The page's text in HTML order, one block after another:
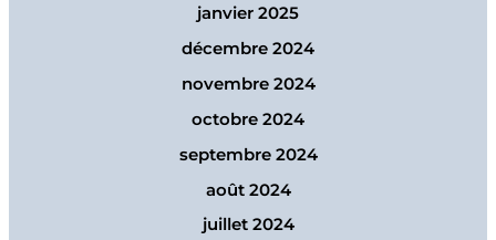
janvier 2025
décembre 2024
novembre 2024
octobre 2024
septembre 2024
août 2024
juillet 2024